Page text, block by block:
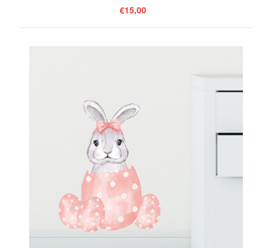
€15,00
ZOBRAZIŤ